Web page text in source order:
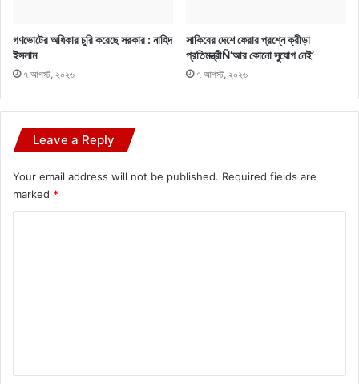
গণভোটের অধিকার চুরি করেছে সরকার : নাহিদ
ইসলাম
৭ আগস্ট, ২০২৬
সাকিবের দেশে ফেরার প্রশ্নে ক্রীড়া
প্রতিমন্ত্রীÑ‘আর কোনো সুযোগ নেই’
৭ আগস্ট, ২০২৬
Leave a Reply
Your email address will not be published. Required fields are
marked *